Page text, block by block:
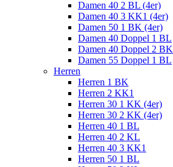
Damen 40 2 BL (4er)
Damen 40 3 KK1 (4er)
Damen 50 1 BK (4er)
Damen 40 Doppel 1 BL
Damen 40 Doppel 2 BK
Damen 55 Doppel 1 BL
Herren
Herren 1 BK
Herren 2 KK1
Herren 30 1 KK (4er)
Herren 30 2 KK (4er)
Herren 40 1 BL
Herren 40 2 KL
Herren 40 3 KK1
Herren 50 1 BL